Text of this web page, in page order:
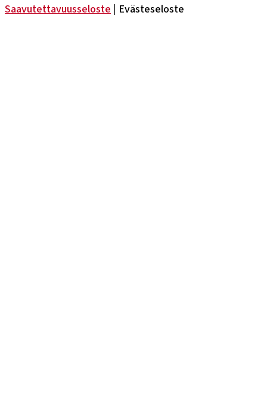
Saavutettavuusseloste | Evästeseloste